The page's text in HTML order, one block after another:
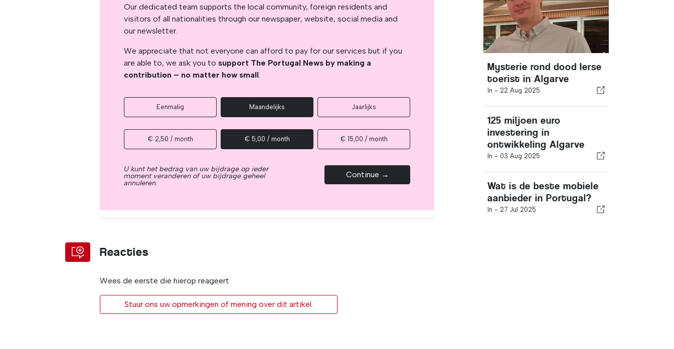
Our dedicated team supports the local community, foreign residents and
visitors of all nationalities through our newspaper, website, social media and
our newsletter.
We appreciate that not everyone can afford to pay for our services but if you
are able to, we ask you to support The Portugal News by making a
contribution – no matter how small.
Eenmalig Maandelijks Jaarlijks
€ 2,50 / month € 5,00 / month € 15,00 / month
U kunt het bedrag van uw bijdrage op ieder
moment veranderen of uw bijdrage geheel
annuleren.
Continue →
Reacties
Wees de eerste die hierop reageert
Stuur ons uw opmerkingen of mening over dit artikel.
Mysterie rond dood Ierse
toerist in Algarve
In - 22 Aug 2025
125 miljoen euro
investering in
ontwikkeling Algarve
In - 03 Aug 2025
Wat is de beste mobiele
aanbieder in Portugal?
In - 27 Jul 2025